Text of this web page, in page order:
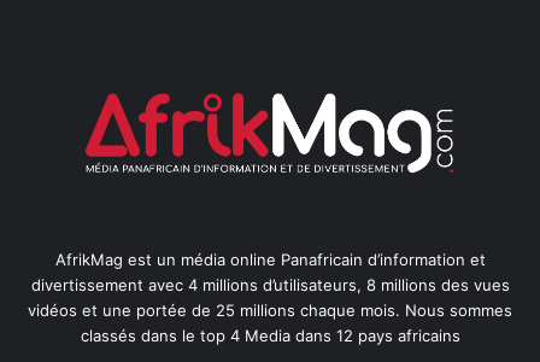
AfrikMag est un média online Panafricain d’information et
divertissement avec 4 millions d’utilisateurs, 8 millions des vues
vidéos et une portée de 25 millions chaque mois. Nous sommes
classés dans le top 4 Media dans 12 pays africains